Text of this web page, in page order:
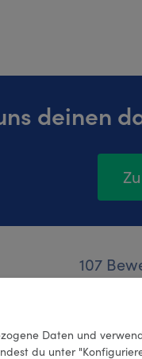
deinen
107
Daten und
du unter